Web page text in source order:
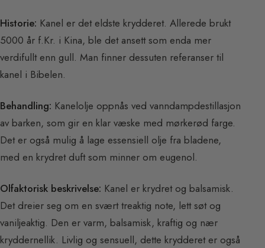
Historie: Kanel er det eldste krydderet. Allerede brukt
5000 år f.Kr. i Kina, ble det ansett som enda mer
verdifullt enn gull. Man finner dessuten referanser til
kanel i Bibelen.
Behandling: Kanelolje oppnås ved vanndampdestillasjon
av barken, som gir en klar væske med mørkerød farge.
Det er også mulig å lage essensiell olje fra bladene,
med en krydret duft som minner om eugenol.
Olfaktorisk beskrivelse: Kanel er krydret og balsamisk.
Det dreier seg om en svært treaktig note, lett søt og
vaniljeaktig. Den er varm, balsamisk, kraftig og nær
kryddernellik. Livlig og sensuell, dette krydderet er også